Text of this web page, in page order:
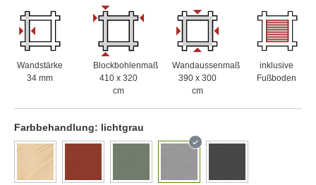
Wandstärke
34 mm
Blockbohlenmaß
410 x 320
cm
Wandaussenmaß
390 x 300
cm
inklusive
Fußboden
Farbbehandlung: lichtgrau